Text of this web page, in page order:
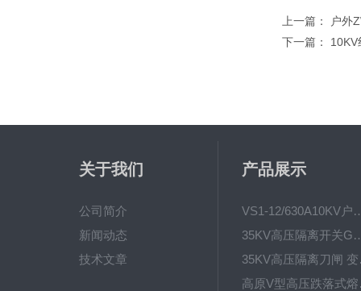
上一篇：
户外
下一篇：
关于我们
公司简介
新闻动态
技术文章
产品展示
VS1-12/630A10KV
35KV高压隔离开关
高